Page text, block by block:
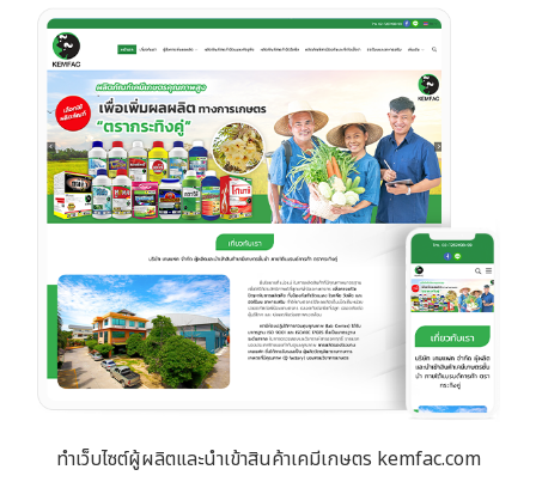
ทำเว็บไซต์ผู้ผลิตและนำเข้าสินค้าเคมีเกษตร kemfac.com